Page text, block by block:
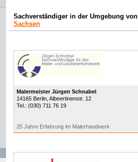
Sachverständiger in der Umgebung von
Sachsen
Malermeister Jürgen Schnabel
14165 Berlin, Albeertinenstr. 12
Tel.: (030) 711 76 19
25 Jahre Erfahrung im Malerhandwerk